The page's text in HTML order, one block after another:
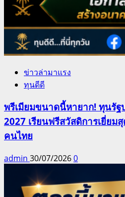
ข่าวล่ามาแรง
ทุนดีดี
พรีเมียมขนาดนี้หายาก! ทุนรัฐ
2027 เรียนฟรีสวัสดิการเยี่ย
คนไทย
admin 30/07/20260